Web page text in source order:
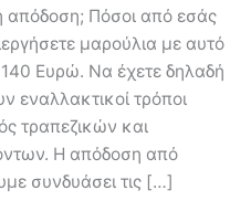
απόδοση; Πόσοι από εσάς
μαρούλια με αυτό
Ευρώ. Να έχετε δηλαδή
εναλλακτικοί τρόποι
τραπεζικών και
Η απόδοση από
συνδυάσει τις […]